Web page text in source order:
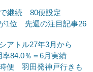
で継続 80便設定
1位 先週の注目記事26
アトル27年3月から
84.0％＝6月実績
便 羽田発神戸行きも